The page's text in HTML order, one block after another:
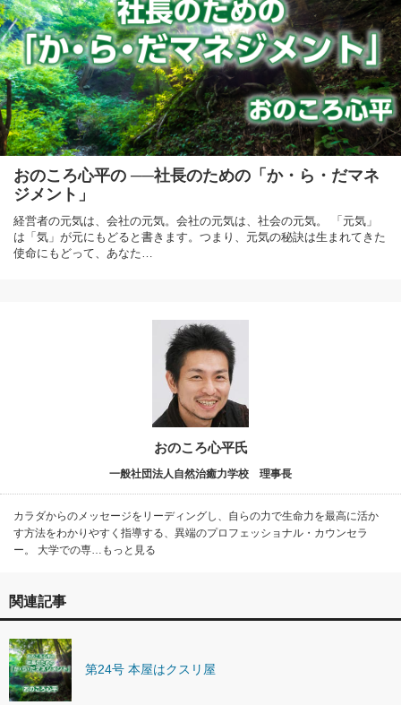
おのころ心平の ──社長のための「か・ら・だマネ
ジメント」
経営者の元気は、会社の元気。会社の元気は、社会の元気。 「元気」
は「気」が元にもどると書きます。つまり、元気の秘訣は生まれてきた
使命にもどって、あなた…
おのころ心平氏
一般社団法人自然治癒力学校 理事長
カラダからのメッセージをリーディングし、自らの力で生命力を最高に活か
す方法をわかりやすく指導する、異端のプロフェッショナル・カウンセラ
ー。 大学での専…もっと見る
関連記事
第24号 本屋はクスリ屋